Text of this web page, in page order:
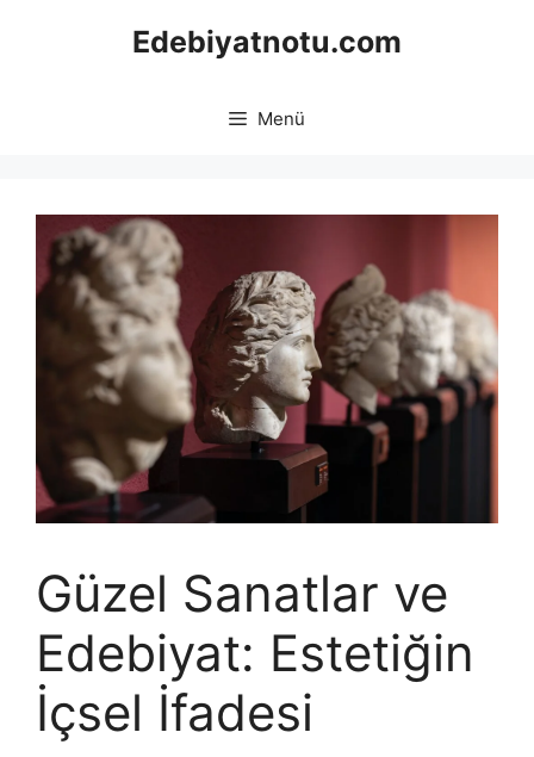
Edebiyatnotu.com
Menü
Güzel Sanatlar ve
Edebiyat: Estetiğin
İçsel İfadesi